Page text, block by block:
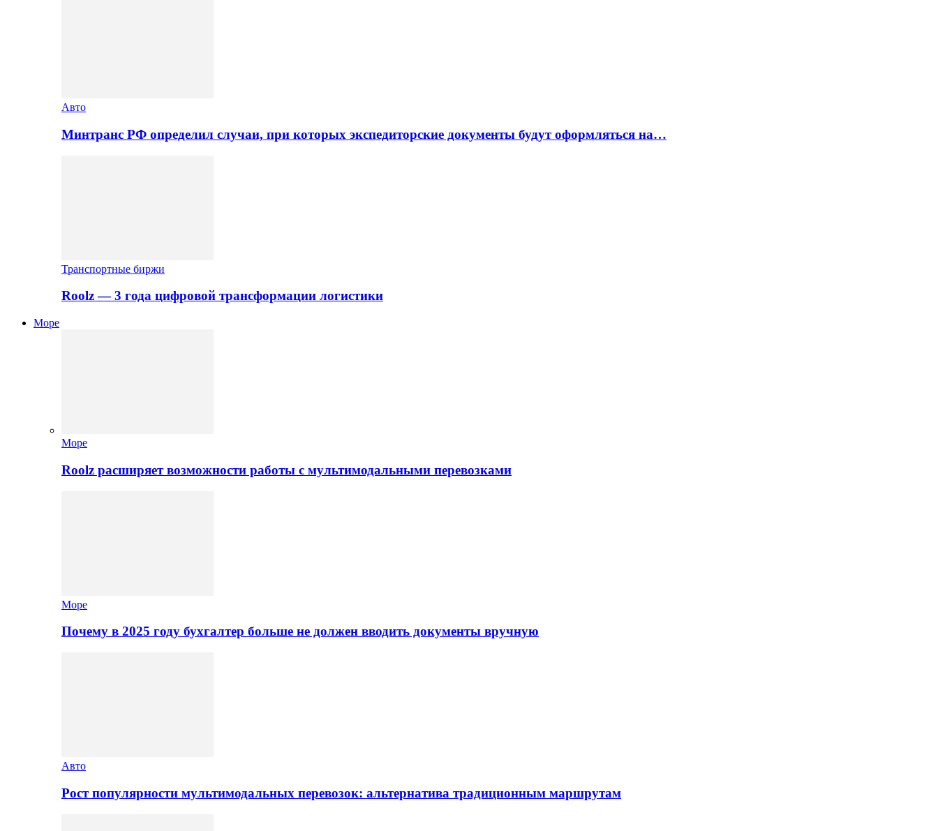
Авто
Минтранс РФ определил случаи, при которых экспедиторские документы будут оформляться на…
Транспортные биржи
Roolz — 3 года цифровой трансформации логистики
Море
Море
Roolz расширяет возможности работы с мультимодальными перевозками
Море
Почему в 2025 году бухгалтер больше не должен вводить документы вручную
Авто
Рост популярности мультимодальных перевозок: альтернатива традиционным маршрутам